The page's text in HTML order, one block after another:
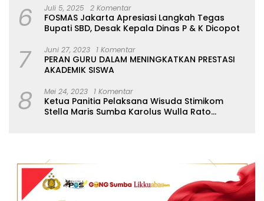
6 Juli 5, 2025 2 Komentar
FOSMAS Jakarta Apresiasi Langkah Tegas
Bupati SBD, Desak Kepala Dinas P & K Dicopot
7 Juni 27, 2023 1 Komentar
PERAN GURU DALAM MENINGKATKAN PRESTASI
AKADEMIK SISWA
8 Mei 24, 2023 1 Komentar
Ketua Panitia Pelaksana Wisuda Stimikom
Stella Maris Sumba Karolus Wulla Rato